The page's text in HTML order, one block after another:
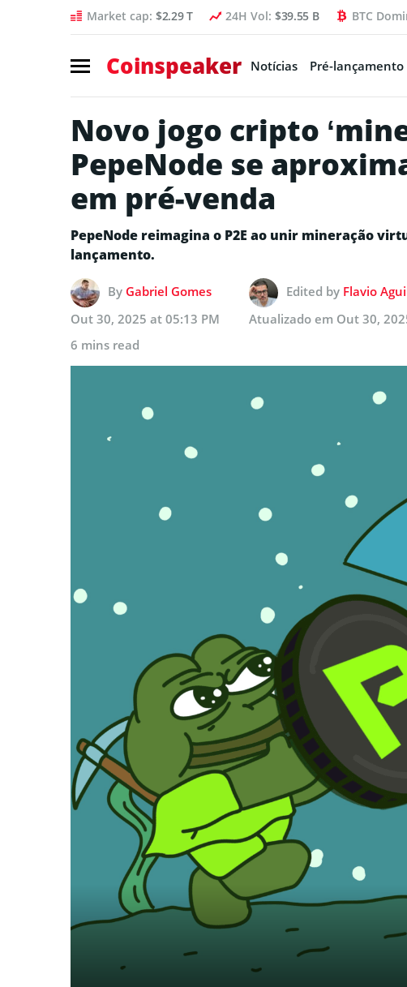
Market cap: $2.29 T 24H Vol: $39.55 B BTC
Coinspeaker Notícias Pré-
Novo jogo cripto
PepeNode se
em pré-venda
PepeNode reimagina o P2E ao unir mineração
lançamento.
By Gabriel Gomes Edited by Flavio
Out 30, 2025 at 05:13 PM
Atualizado em Out 30,
6 mins read